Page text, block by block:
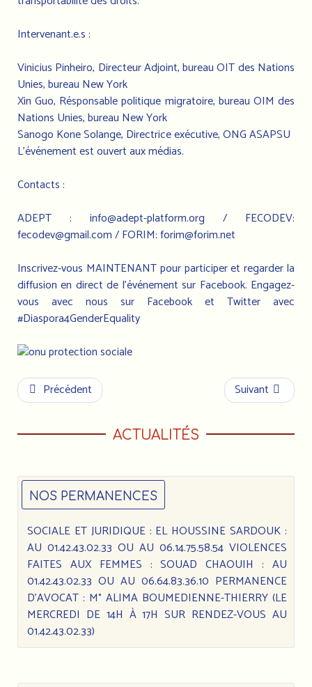
Intervenant.e.s :
Vinicius Pinheiro, Directeur Adjoint, bureau OIT des Nations
Unies, bureau New York
Xin Guo, Résponsable politique migratoire, bureau OIM des
Nations Unies, bureau New York
Sanogo Kone Solange, Directrice exécutive, ONG ASAPSU
L'événement est ouvert aux médias.
Contacts :
ADEPT : info@adept-platform.org / FECODEV:
fecodev@gmail.com/ FORIM:forim@forim.net
Inscrivez-vous MAINTENANT pour participer et regarder la
diffusion en direct de l'événement sur Facebook. Engagez-
vous avec nous sur Facebook et Twitter avec
#Diaspora4GenderEquality
Précédent Suivant
ACTUALITÉS
NOS PERMANENCES
SOCIALE ET JURIDIQUE : EL HOUSSINE SARDOUK :
AU 01.42.43.02.33 OU AU 06.14.75.58.54 VIOLENCES
FAITES AUX FEMMES : SOUAD CHAOUIH : AU
01.42.43.02.33 OU AU 06.64.83.36.10 PERMANENCE
D’AVOCAT : M° ALIMA BOUMEDIENNE-THIERRY (LE
MERCREDI DE 14H À 17H SUR RENDEZ-VOUS AU
01.42.43.02.33)